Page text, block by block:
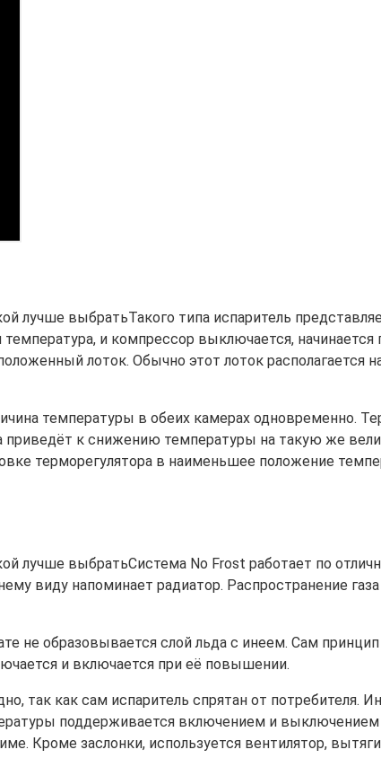
Такого типа испаритель
и компрессор выключается,
лоток. Обычно этот лоток располагается
температуры в обеих камерах одновременно.
к снижению температуры на такую же
терморегулятора в наименьшее положение
Система No Frost работает по
виду напоминает радиатор. Распространение
не образовывается слой льда с инеем. Сам
и включается при её повышении.
так как сам испаритель спрятан от потребителя.
поддерживается включением и
Кроме заслонки, используется вентилятор,